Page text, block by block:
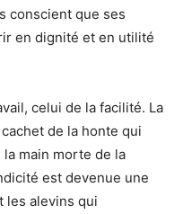
conscient que ses
en dignité et en utilité
celui de la facilité. La
de la honte qui
la main morte de la
est devenue une
les alevins qui